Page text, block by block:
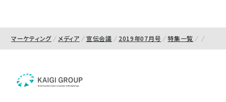
マーケティング メディア 宣伝会議 2019年07月号 特集一覧